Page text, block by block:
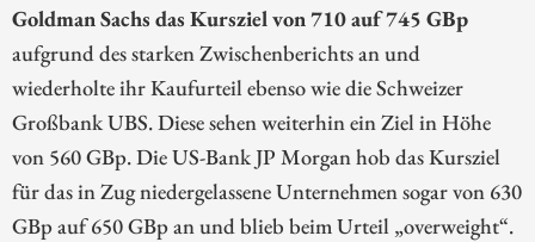
Goldman Sachs das Kursziel von 710 auf 745 GBp
aufgrund des starken Zwischenberichts an und
wiederholte ihr Kaufurteil ebenso wie die Schweizer
Großbank UBS. Diese sehen weiterhin ein Ziel in Höhe
von 560 GBp. Die US-Bank JP Morgan hob das Kursziel
für das in Zug niedergelassene Unternehmen sogar von 630
GBp auf 650 GBp an und blieb beim Urteil „overweight“.